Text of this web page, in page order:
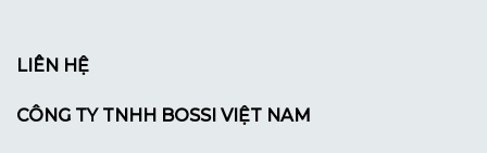
LIÊN HỆ
CÔNG TY TNHH BOSSI VIỆT NAM